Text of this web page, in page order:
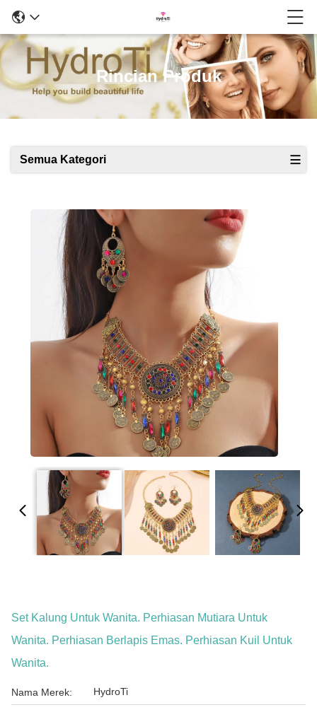
Rincian Produk
Semua Kategori
Set Kalung Untuk Wanita. Perhiasan Mutiara Untuk
Wanita. Perhiasan Berlapis Emas. Perhiasan Kuil Untuk
Wanita.
Nama Merek: HydroTi